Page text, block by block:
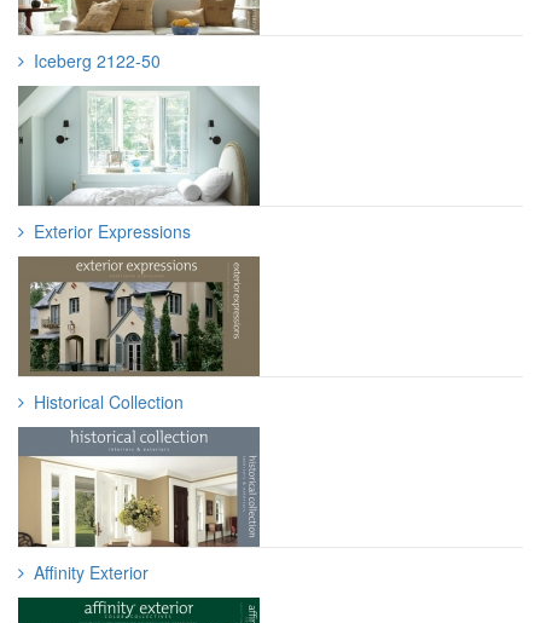
Iceberg 2122-50
Exterior Expressions
Historical Collection
Affinity Exterior